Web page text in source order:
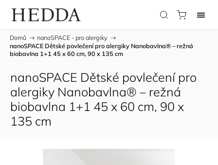
Domů / nanoSPACE - pro alergiky /
nanoSPACE Dětské povlečení pro alergiky Nanobavlna® – režná
biobavlna 1+1 45 x 60 cm, 90 x 135 cm
nanoSPACE Dětské povlečení pro
alergiky Nanobavlna® – režná
biobavlna 1+1 45 x 60 cm, 90 x
135 cm